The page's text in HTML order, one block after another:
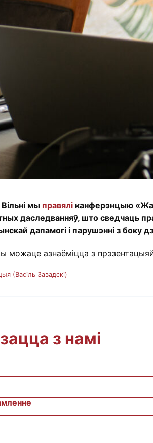
мы правялі канферэнцыю
даследванняў, што сведчаць
дапамогі і парушэнні з боку
можаце азнаёміцца з
(Васіль Завадскі)
з намі